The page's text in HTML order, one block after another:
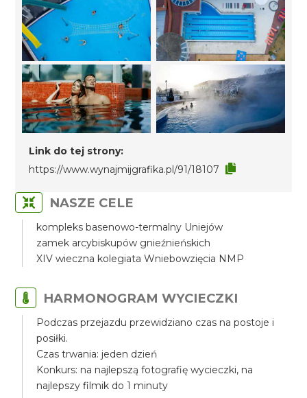
Link do tej strony:
https://www.wynajmijgrafika.pl/91/18107
NASZE CELE
kompleks basenowo-termalny Uniejów
zamek arcybiskupów gnieźnieńskich
XIV wieczna kolegiata Wniebowzięcia NMP
HARMONOGRAM WYCIECZKI
Podczas przejazdu przewidziano czas na postoje i
posiłki.
Czas trwania: jeden dzień
Konkurs: na najlepszą fotografię wycieczki, na
najlepszy filmik do 1 minuty